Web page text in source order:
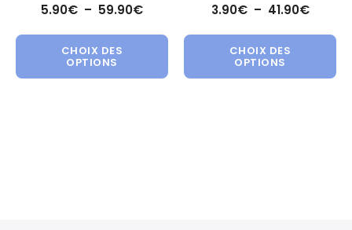
5.90€ – 59.90€Plage de prix : 5.90€ à 59.90€
CHOIX DES
OPTIONS
Ce produit a plusieurs
3.90€ – 41.90€Plage
CHOIX DES
OPTIONS